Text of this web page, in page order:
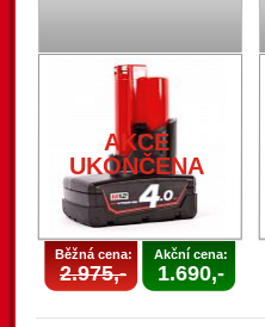
AKCE
UKONČENA
Běžná cena:
2.975,-
Akční cena:
1.690,-